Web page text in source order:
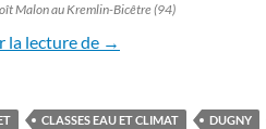
Malon au Kremlin-Bicêtre (94)
la lecture de Pour le climat, les
→
CLASSES EAU ET CLIMAT DUGNY